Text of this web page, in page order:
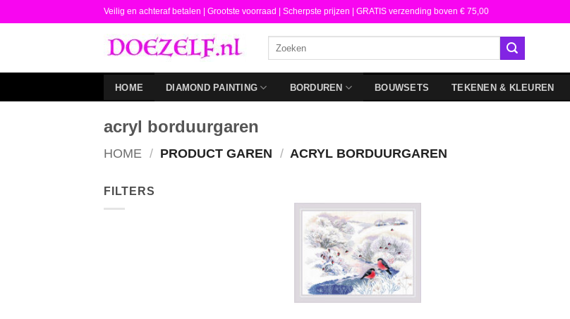
naar
Veilig en achteraf betalen | Grootste voorraad | Scherpste prijzen | GRATIS verzending boven € 75,00
HOME DIAMOND PAINTING BORDUREN BOUWSETS TEKENEN & KLEUREN
acryl borduurgaren
HOME / PRODUCT GAREN / ACRYL BORDUURGAREN
FILTERS